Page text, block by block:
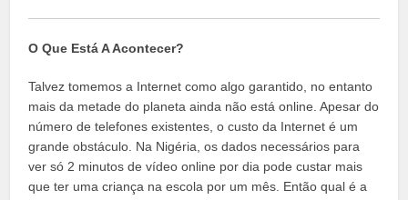
O Que Está A Acontecer?
Talvez tomemos a Internet como algo garantido, no entanto
mais da metade do planeta ainda não está online. Apesar do
número de telefones existentes, o custo da Internet é um
grande obstáculo. Na Nigéria, os dados necessários para
ver só 2 minutos de vídeo online por dia pode custar mais
que ter uma criança na escola por um mês. Então qual é a